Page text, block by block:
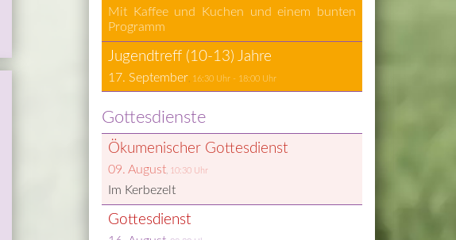
Mit Kaffee und Kuchen und einem bunten
Programm
Ju­gend­treff (10-13) Jah­re
17. September 16:30 Uhr - 18:00 Uhr
Gottesdienste
Öku­me­ni­scher Got­tes­dienst
09. August 10:30 Uhr
Im Kerbezelt
Got­tes­dienst